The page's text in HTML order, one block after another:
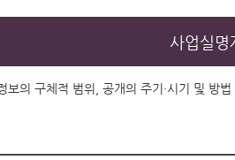
사업실명
의 구체적 범위, 공개의 주기·시기 및 방